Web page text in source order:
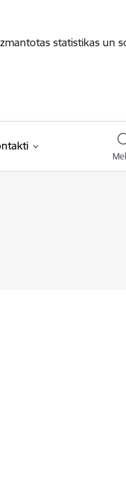
statistikas un